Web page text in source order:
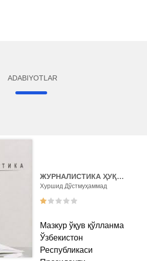
ADABIYOTLAR
ЖУРНАЛИСТИКА ҲУҚУҚИ ВA ЭТИКАСИ
Хуршид Дўстмуҳаммад
Мазкур ўқув қўлланма
Ўзбекистон
Республикаси